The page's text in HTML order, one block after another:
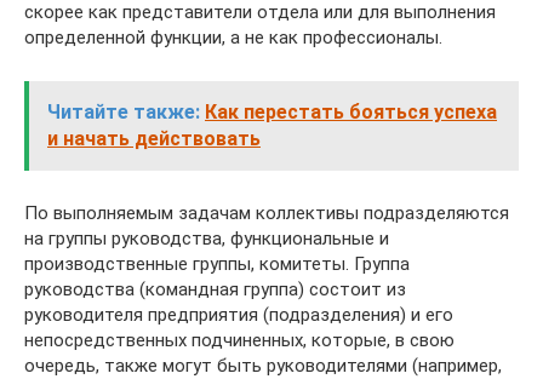
скорее как представители отдела или для выполнения
определенной функции, а не как профессионалы.
Читайте также: Как перестать бояться успеха
и начать действовать
По выполняемым задачам коллективы подразделяются
на группы руководства, функциональные и
производственные группы, комитеты. Группа
руководства (командная группа) состоит из
руководителя предприятия (подразделения) и его
непосредственных подчиненных, которые, в свою
очередь, также могут быть руководителями (например,